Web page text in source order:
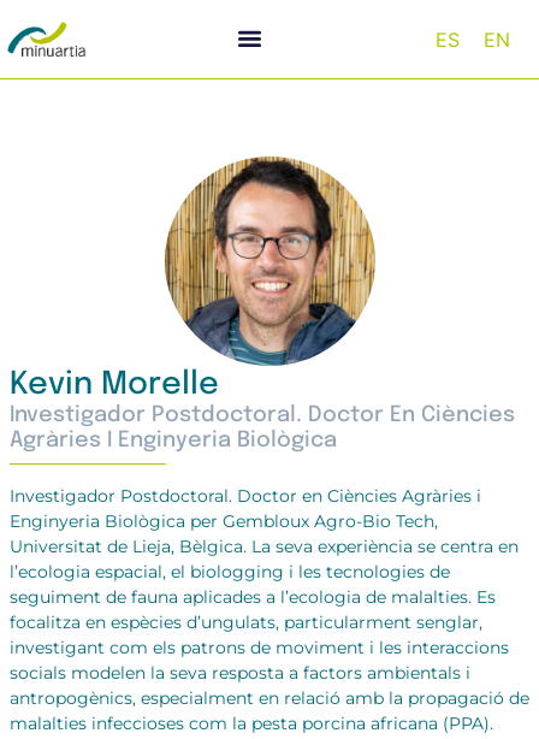
ES EN
Kevin Morelle
Investigador Postdoctoral. Doctor En Ciències
Agràries I Enginyeria Biològica
Investigador Postdoctoral. Doctor en Ciències Agràries i
Enginyeria Biològica per Gembloux Agro-Bio Tech,
Universitat de Lieja, Bèlgica. La seva experiència se centra en
l’ecologia espacial, el biologging i les tecnologies de
seguiment de fauna aplicades a l’ecologia de malalties. Es
focalitza en espècies d’ungulats, particularment senglar,
investigant com els patrons de moviment i les interaccions
socials modelen la seva resposta a factors ambientals i
antropogènics, especialment en relació amb la propagació de
malalties infeccioses com la pesta porcina africana (PPA).